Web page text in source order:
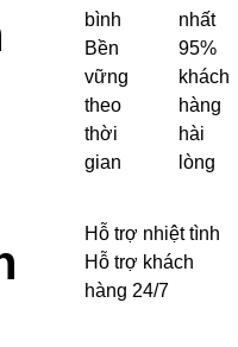
bình
Bền
vững
theo
thời
gian
nhất
95%
khách
hàng
hài
lòng
Hỗ trợ nhiệt tình
Hỗ trợ khách
hàng 24/7